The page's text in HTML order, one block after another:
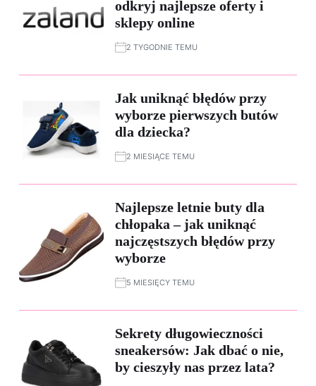
odkryj najlepsze oferty i
sklepy online
2 TYGODNIE TEMU
Jak uniknąć błędów przy
wyborze pierwszych butów
dla dziecka?
2 MIESIĄCE TEMU
Najlepsze letnie buty dla
chłopaka – jak uniknąć
najczęstszych błędów przy
wyborze
5 MIESIĘCY TEMU
Sekrety długowieczności
sneakersów: Jak dbać o nie,
by cieszyły nas przez lata?